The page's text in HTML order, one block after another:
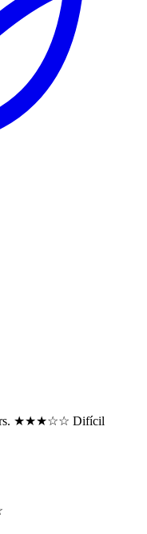
★★★☆☆ Difícil